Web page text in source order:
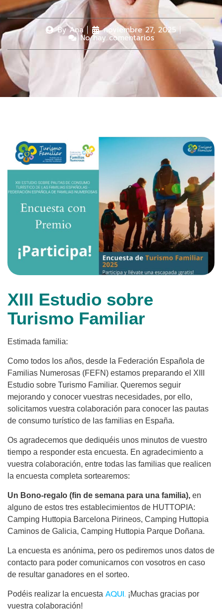
ByAna noviembre 27, 2025
No hay comentarios
XIII Estudio sobre
Turismo Familiar
Estimada familia:
Como todos los años, desde la Federación Española de
Familias Numerosas (FEFN) estamos preparando el XIII
Estudio sobre Turismo Familiar. Queremos seguir
mejorando y conocer vuestras necesidades, por ello,
solicitamos vuestra colaboración para conocer las pautas
de consumo turístico de las familias en España.
Os agradecemos que dediquéis unos minutos de vuestro
tiempo a responder esta encuesta. En agradecimiento a
vuestra colaboración, entre todas las familias que realicen
la encuesta completa sortearemos:
Un Bono-regalo (fin de semana para una familia), en
alguno de estos tres establecimientos de HUTTOPIA:
Camping Huttopia Barcelona Pirineos, Camping Huttopia
Caminos de Galicia, Camping Huttopia Parque Doñana.
La encuesta es anónima, pero os pediremos unos datos de
contacto para poder comunicarnos con vosotros en caso
de resultar ganadores en el sorteo.
Podéis realizar la encuesta AQUI. ¡Muchas gracias por
vuestra colaboración!